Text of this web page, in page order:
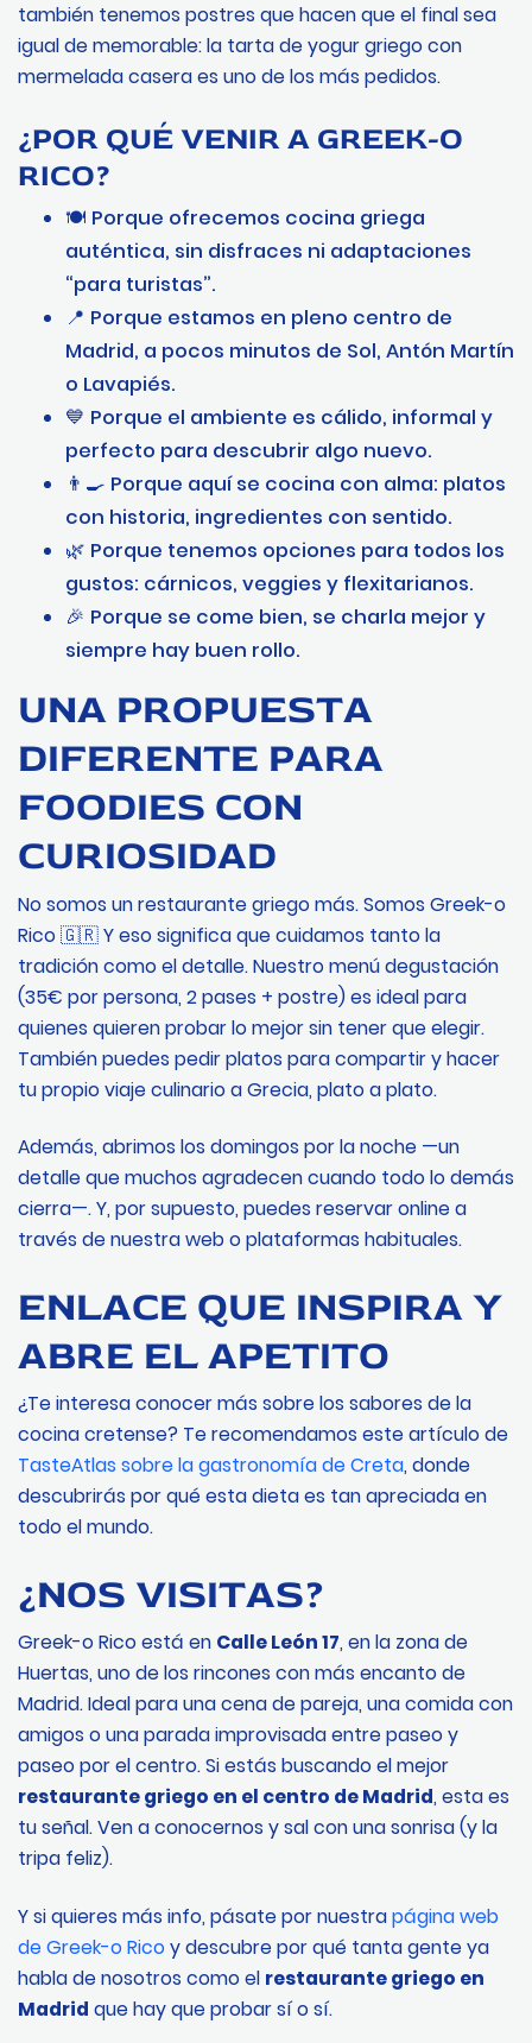
también tenemos postres que hacen que el final sea
igual de memorable: la tarta de yogur griego con
mermelada casera es uno de los más pedidos.
¿POR QUÉ VENIR A GREEK-O
RICO?
🍽️ Porque ofrecemos cocina griega
auténtica, sin disfraces ni adaptaciones
“para turistas”.
📍 Porque estamos en pleno centro de
Madrid, a pocos minutos de Sol, Antón Martín
o Lavapiés.
💙 Porque el ambiente es cálido, informal y
perfecto para descubrir algo nuevo.
👨‍🍳 Porque aquí se cocina con alma: platos
con historia, ingredientes con sentido.
🌿 Porque tenemos opciones para todos los
gustos: cárnicos, veggies y flexitarianos.
🎉 Porque se come bien, se charla mejor y
siempre hay buen rollo.
UNA PROPUESTA
DIFERENTE PARA
FOODIES CON
CURIOSIDAD
No somos un restaurante griego más. Somos Greek-o
Rico 🇬🇷 Y eso significa que cuidamos tanto la
tradición como el detalle. Nuestro menú degustación
(35€ por persona, 2 pases + postre) es ideal para
quienes quieren probar lo mejor sin tener que elegir.
También puedes pedir platos para compartir y hacer
tu propio viaje culinario a Grecia, plato a plato.
Además, abrimos los domingos por la noche —un
detalle que muchos agradecen cuando todo lo demás
cierra—. Y, por supuesto, puedes reservar online a
través de nuestra web o plataformas habituales.
ENLACE QUE INSPIRA Y
ABRE EL APETITO
¿Te interesa conocer más sobre los sabores de la
cocina cretense? Te recomendamos este artículo de
TasteAtlas sobre la gastronomía de Creta, donde
descubrirás por qué esta dieta es tan apreciada en
todo el mundo.
¿NOS VISITAS?
Greek-o Rico está en Calle León 17, en la zona de
Huertas, uno de los rincones con más encanto de
Madrid. Ideal para una cena de pareja, una comida con
amigos o una parada improvisada entre paseo y
paseo por el centro. Si estás buscando el mejor
restaurante griego en el centro de Madrid, esta es
tu señal. Ven a conocernos y sal con una sonrisa (y la
tripa feliz).
Y si quieres más info, pásate por nuestrapágina web
de Greek-o Rico y descubre por qué tanta gente ya
habla de nosotros como el restaurante griego en
Madrid que hay que probar sí o sí.